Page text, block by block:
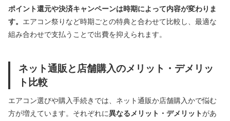
ポイント還元や決済キャンペーンは時期によって内容が変わりま
す。 エアコン祭りなど時期ごとの特典と合わせて比較し、最適な
組み合わせで支払うことで出費を抑えられます。
ネット通販と店舗購入のメリット・デメリッ
ト比較
エアコン選びや購入手続きでは、ネット通販か店舗購入かで悩む
方が増えています。それぞれに異なるメリット・デメリットがあ